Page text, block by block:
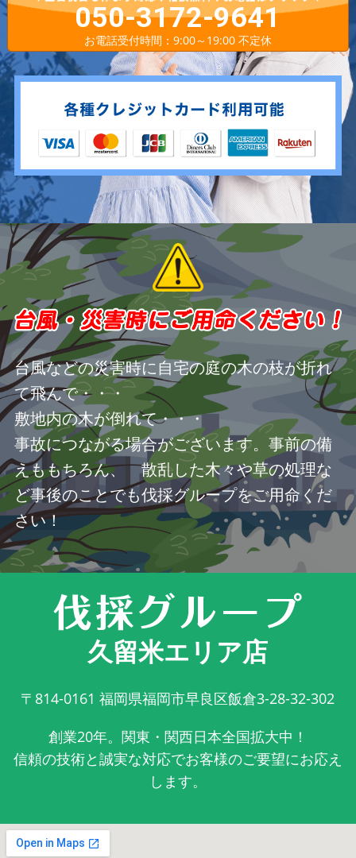
050-3172-9641
お電話受付時間：9:00～19:00 不定休
台風などの災害時に自宅の庭の木の枝が折れ
て飛んで・・・
敷地内の木が倒れて・・・
事故につながる場合がございます。事前の備
えももちろん、 散乱した木々や草の処理な
ど事後のことでも伐採グループをご用命くだ
さい！
久留米エリア店
〒814-0161 福岡県福岡市早良区飯倉3-28-32-302
創業20年。関東・関西日本全国拡大中！
信頼の技術と誠実な対応でお客様のご要望にお応え
します。